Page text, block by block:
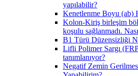
yapılabilir?
Kenetlenme Boyu (ab)
Kolon-Kiriş birleşim
koşulu sağlanmadı.
B1 Türü Düzensizliği
Lifli Polimer Sargı
tanımlanıyor?
Negatif Zemin